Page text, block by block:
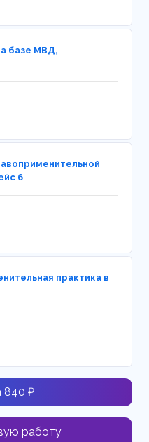
базе МВД,
6
практика в
840 ₽
работу